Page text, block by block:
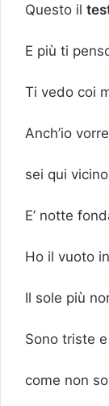
Questo il
E più ti
Ti vedo coi
Anch’io
sei qui
E’ notte
Ho il vuoto
Il sole più
Sono triste
come non